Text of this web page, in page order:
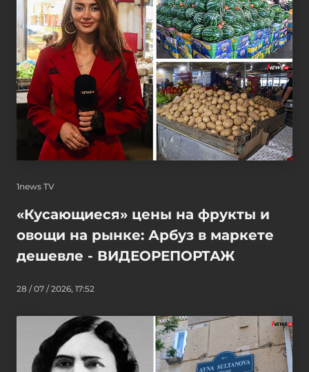
1news TV
«Кусающиеся» цены на фрукты и
овощи на рынке: Арбуз в маркете
дешевле - ВИДЕОРЕПОРТАЖ
28 / 07 / 2026, 17:52